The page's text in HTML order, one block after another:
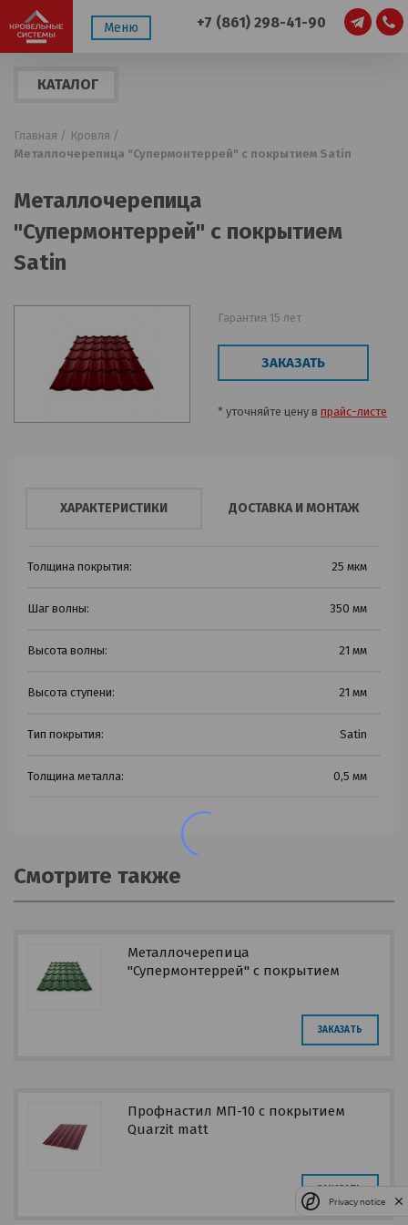
Меню +7 (861) 298-41-90
КАТАЛОГ
Главная / Кровля /
Металлочерепица "Супермонтеррей" с покрытием Satin
Металлочерепица
"Супермонтеррей" с покрытием
Satin
Гарантия 15 лет
ЗАКАЗАТЬ
* уточняйте цену в прайс-листе
ХАРАКТЕРИСТИКИ ДОСТАВКА И МОНТАЖ
Толщина покрытия: 25 мкм
Шаг волны: 350 мм
Высота волны: 21 мм
Высота ступени: 21 мм
Тип покрытия: Satin
Толщина металла: 0,5 мм
Смотрите также
Металлочерепица
"Супермонтеррей" с покрытием
ЗАКАЗАТЬ
Профнастил МП-10 с покрытием
Quarzit matt
ЗАКАЗАТЬ
Privacy notice